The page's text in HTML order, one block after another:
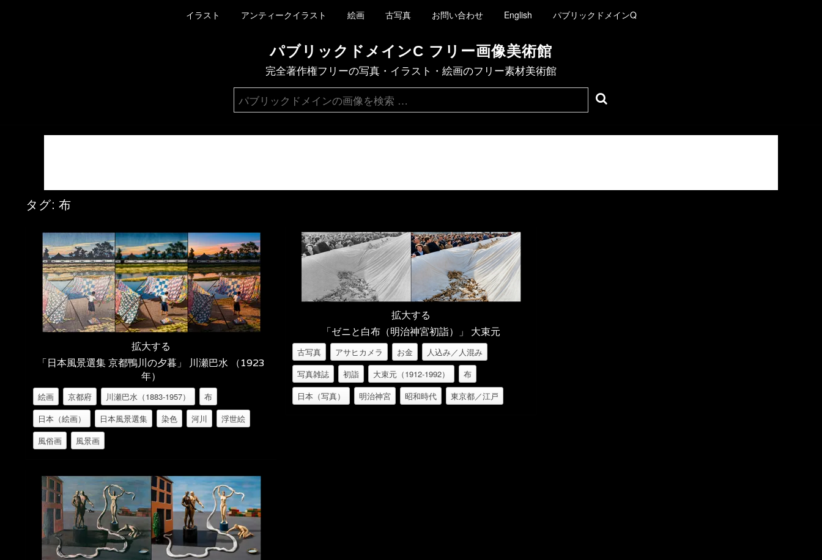
イラスト アンティークイラスト 絵画 古写真 お問い合わせ English パブリックドメインQ
パブリックドメインC フリー画像美術館
完全著作権フリーの写真・イラスト・絵画のフリー素材美術館
タグ: 布
拡大する
「日本風景選集 京都鴨川の夕暮」 川瀬巴水 （1923
年）
絵画 京都府 川瀬巴水（1883-1957）
布
日本（絵画）
日本風景選集 染色 河川
浮世絵
風俗画
風景画
拡大する
「ゼニと白布（明治神宮初詣）」 大束元
古写真 アサヒカメラ お金
人込み／人混み
写真雑誌
初詣 大束元（1912-1992）
布
日本（写真）
明治神宮 昭和時代 東京都／江戸